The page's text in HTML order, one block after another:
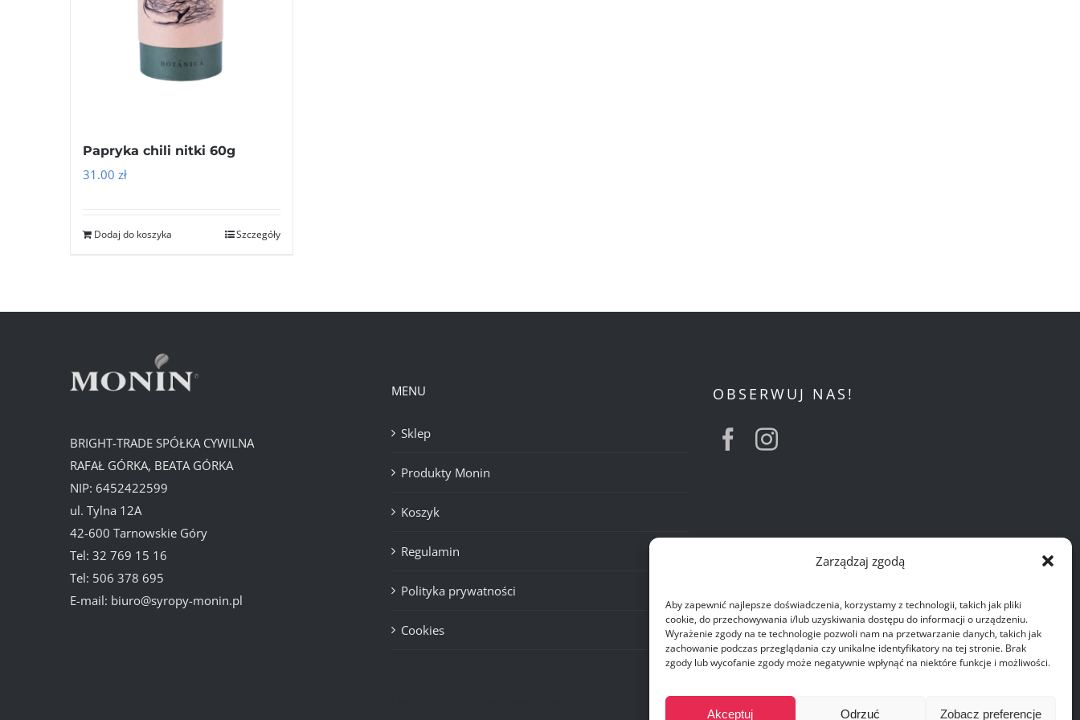
Zarządzaj zgodą
Aby zapewnić najlepsze doświadczenia, korzystamy z technologii, takich jak pliki
cookie, do przechowywania i/lub uzyskiwania dostępu do informacji o urządzeniu.
Wyrażenie zgody na te technologie pozwoli nam na przetwarzanie danych, takich jak
zachowanie podczas przeglądania czy unikalne identyfikatory na tej stronie. Brak
zgody lub wycofanie zgody może negatywnie wpłynąć na niektóre funkcje i możliwości.
Akceptuj Odrzuć Zobacz preferencje
Papryka chili nitki 60g
31.00 zł
Dodaj do koszyka Szczegóły
BRIGHT-TRADE SPÓŁKA CYWILNA
RAFAŁ GÓRKA, BEATA GÓRKA
NIP: 6452422599
ul. Tylna 12A
42-600 Tarnowskie Góry
Tel: 32 769 15 16
Tel: 506 378 695
E-mail: biuro@syropy-monin.pl
MENU
Sklep
Produkty Monin
Koszyk
Regulamin
Polityka prywatności
Cookies
OBSERWUJ NAS!